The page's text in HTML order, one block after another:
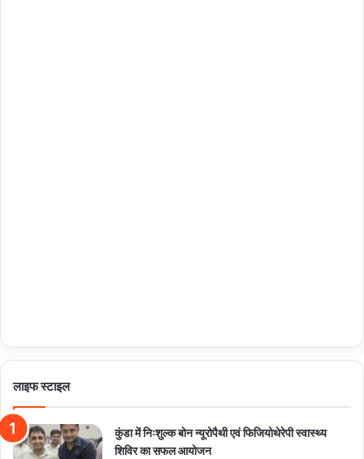
लाइफ स्टाइल
कुंडा में निःशुल्क बोन न्यूरोपैथी एवं फिजियोथेरेपी स्वास्थ्य
शिविर का सफल आयोजन